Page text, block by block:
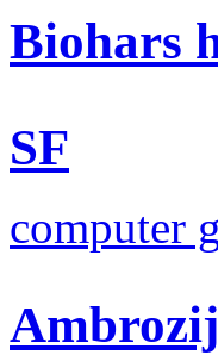
Biohars
SF
computer